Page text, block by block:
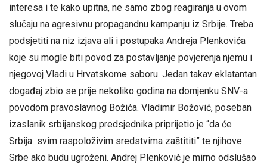
interesa i te kako upitna, ne samo zbog reagiranja u ovom
slučaju na agresivnu propagandnu kampanju iz Srbije. Treba
podsjetiti na niz izjava ali i postupaka Andreja Plenkovića
koje su mogle biti povod za postavljanje povjerenja njemu i
njegovoj Vladi u Hrvatskome saboru. Jedan takav eklatantan
događaj zbio se prije nekoliko godina na domjenku SNV-a
povodom pravoslavnog Božića. Vladimir Božović, poseban
izaslanik srbijanskog predsjednika priprijetio je “da će
Srbija svim raspoloživim sredstvima zaštititi” te njihove
Srbe ako budu ugroženi. Andrej Plenkovič je mirno odslušao